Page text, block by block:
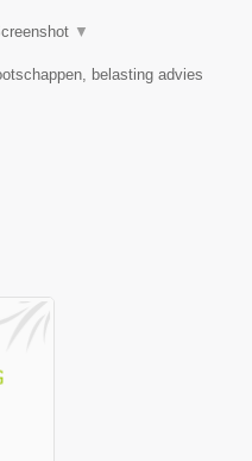
▼
belasting advies